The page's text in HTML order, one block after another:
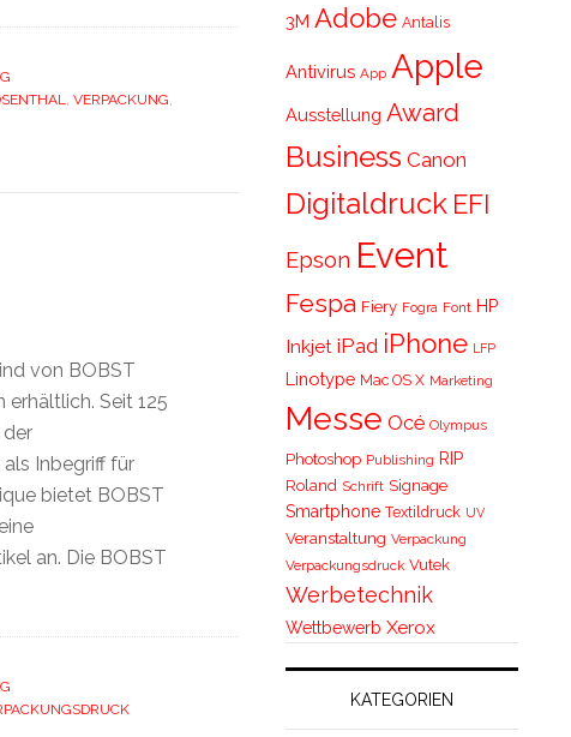
, VERPACKUNG,
von BOBST
Seit 125
Inbegriff für
bietet BOBST
an. Die BOBST
3M Adobe Antalis
Antivirus App Apple
Ausstellung Award
Business Canon
Digitaldruck EFI
Epson Event
Fespa Fiery Fogra Font HP
Inkjet iPad iPhone LFP
Linotype Mac OS X Marketing
Messe Océ Olympus
Photoshop Publishing RIP
Roland Schrift Signage
Smartphone Textildruck UV
Veranstaltung Verpackung
Verpackungsdruck Vutek
Werbetechnik
Wettbewerb Xerox
KATEGORIEN